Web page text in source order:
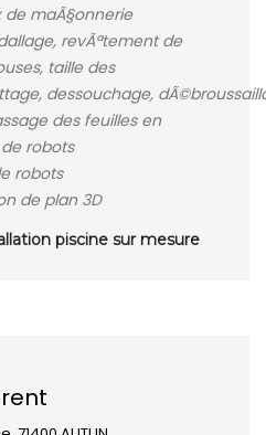
maÃ§onnerie
revÃªtement de
taille des
dessouchage,
des feuilles en
robots
robots
de plan 3D
piscine sur mesure